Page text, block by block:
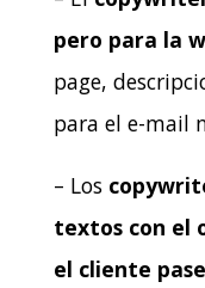
pero para la
page,
para el e-mail
– Los
textos con el
el cliente